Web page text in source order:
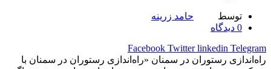
توسط
حامد زرینه
0 دیدگاه
Facebook Twitter linkedin Telegram
راه‌اندازی رستوران در سمنان «راه‌اندازی رستوران در سمنان با